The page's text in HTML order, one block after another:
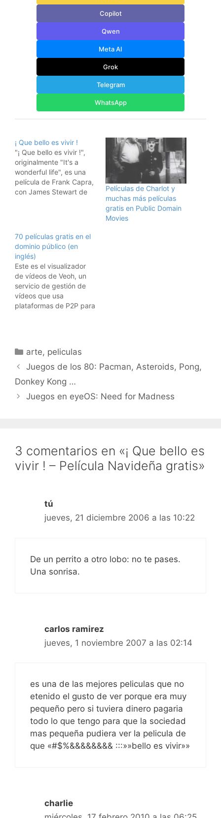
Copilot
Qwen
Meta AI
Grok
Telegram
WhatsApp
¡ Que bello es vivir !
"¡ Que bello es vivir !",
originalmente "It's a
wonderful life", es una
película de Frank Capra,
con James Stewart de
desde luego es una
buena película, que
ahora podéis disfrutar en
inglés…
Películas de Charlot y
muchas más películas
gratis en Public Domain
Movies
70 películas gratis en el
dominio público (en
inglés)
Este es el visualizador
de vídeos de Veoh, un
servicio de gestión de
vídeos que usa
plataformas de P2P para
inglés para que las
disfrutéis. Alrededor de
descargar gratis. Todas
películas completas.
Categorías
arte, peliculas
Juegos de los 80: Pacman, Asteroids, Pong,
Donkey Kong …
Juegos en eyeOS: Need for Madness
3 comentarios en «¡ Que bello es
vivir ! – Película Navideña gratis»
tú
jueves, 21 diciembre 2006 a las 10:22
De un perrito a otro lobo: no te pases.
Una sonrisa.
carlos ramirez
jueves, 1 noviembre 2007 a las 02:14
es una de las mejores peliculas que no
etenido el gusto de ver porque era muy
pequeño pero si tuviera dinero pagaria
todo lo que tengo para que la sociedad
mas pequeña pudiera ver la pelicula de
que «#$%&&&&&&&& :::»»bello es vivir»»
charlie